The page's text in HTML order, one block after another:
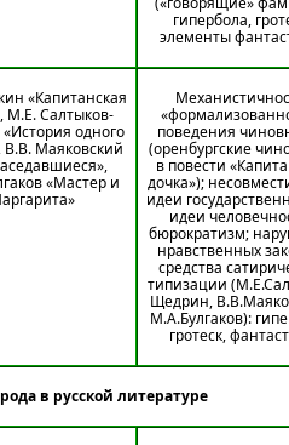
гипербола,
элементы
«Капитанская
М.Е. Салтыков-
одного
В.В. Маяковский
«Мастер и
поведения
(оренбургские
в повести
дочка»);
идеи
идеи
бюрократизм;
нравственных
средства
типизации
Щедрин,
М.А.Булгаков):
гротеск,
в русской литературе